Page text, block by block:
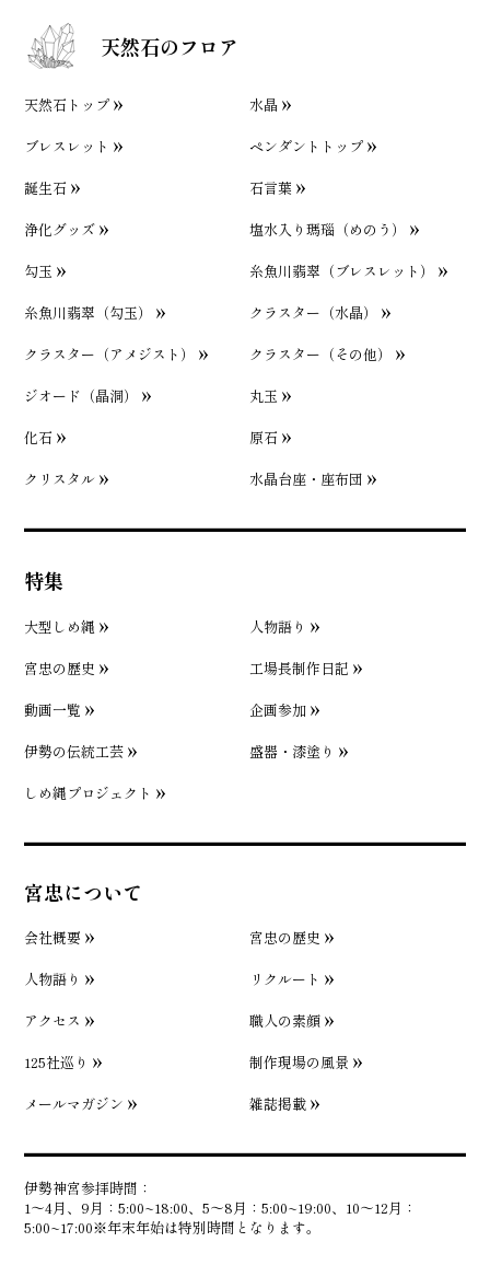
天然石のフロア
天然石トップ
水晶
ブレスレット
ペンダントトップ
誕生石
石言葉
浄化グッズ
塩水入り瑪瑙（めのう）
勾玉
糸魚川翡翠（ブレスレット）
糸魚川翡翠（勾玉）
クラスター（水晶）
クラスター（アメジスト）
クラスター（その他）
ジオード（晶洞）
丸玉
化石
原石
クリスタル
水晶台座・座布団
特集
大型しめ縄
人物語り
宮忠の歴史
工場長制作日記
動画一覧
企画参加
伊勢の伝統工芸
盛器・漆塗り
しめ縄プロジェクト
宮忠について
会社概要
宮忠の歴史
人物語り
リクルート
アクセス
職人の素顔
125社巡り
制作現場の風景
メールマガジン
雑誌掲載
伊勢神宮参拝時間：
1〜4月、9月：5:00~18:00、5〜8月：5:00~19:00、10〜12月：
5:00~17:00※年末年始は特別時間となります。